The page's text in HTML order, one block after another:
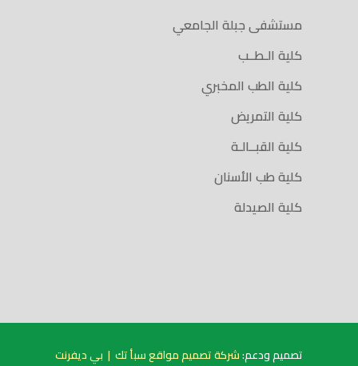
مستشفى جبلة الجامعي
كلية الـطــب
كلية الطب المخبري
كلية التمريض
كلية القبــالـة
كلية طب الأسنان
كلية الصيدلة
تصميم ودعم:شركة تصميم مواقع سبأ تك | بي ديفرنت